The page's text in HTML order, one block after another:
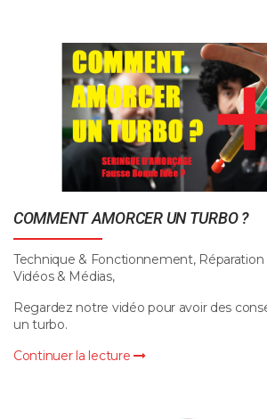
COMMENT AMORCER UN TURBO ?
Technique & Fonctionnement, Réparation
Vidéos & Médias,
Regardez notre vidéo pour avoir des
un turbo.
Continuer la lecture